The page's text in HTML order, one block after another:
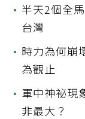
• 半天2個全
台灣
• 時力為何崩
為觀止
• 軍中神祕現
非最大？